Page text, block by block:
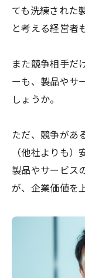
ても洗練された
と考える経営者
また競争相手だ
ーも、製品やサ
しょうか。
ただ、競争があ
（他社よりも）
製品やサービス
が、企業価値を